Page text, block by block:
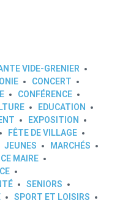
VIDE-GRENIER
CONCERT
CONFÉRENCE
EDUCATION
EXPOSITION
FÊTE DE VILLAGE
JEUNES
MARCHÉS
MAIRE
SENIORS
SPORT ET LOISIRS